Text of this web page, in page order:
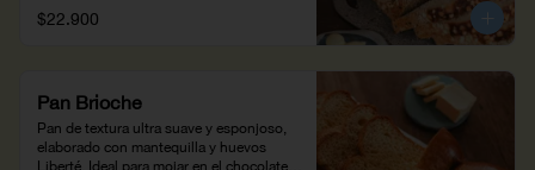
aguacate. (950 g)
$22.900
Pan Brioche
Pan de textura ultra suave y esponjoso,
elaborado con mantequilla y huevos
Liberté. Ideal para mojar en el chocolate